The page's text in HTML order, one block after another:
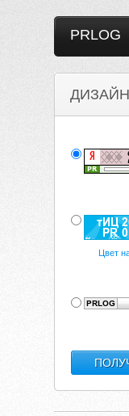
PRLOG
Цвет